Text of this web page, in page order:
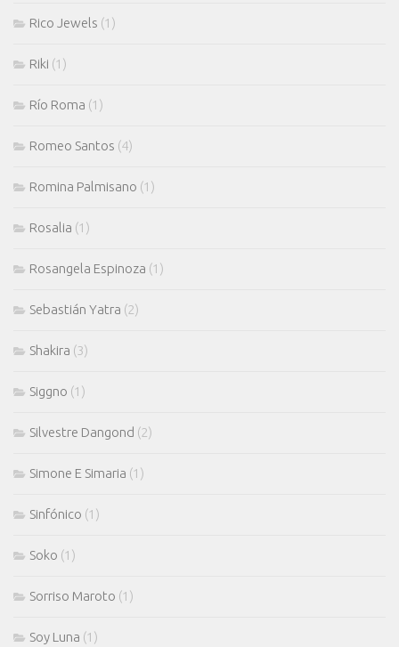
Rico Jewels (1)
Riki (1)
Río Roma (1)
Romeo Santos (4)
Romina Palmisano (1)
Rosalia (1)
Rosangela Espinoza (1)
Sebastián Yatra (2)
Shakira (3)
Siggno (1)
Silvestre Dangond (2)
Simone E Simaria (1)
Sinfónico (1)
Soko (1)
Sorriso Maroto (1)
Soy Luna (1)